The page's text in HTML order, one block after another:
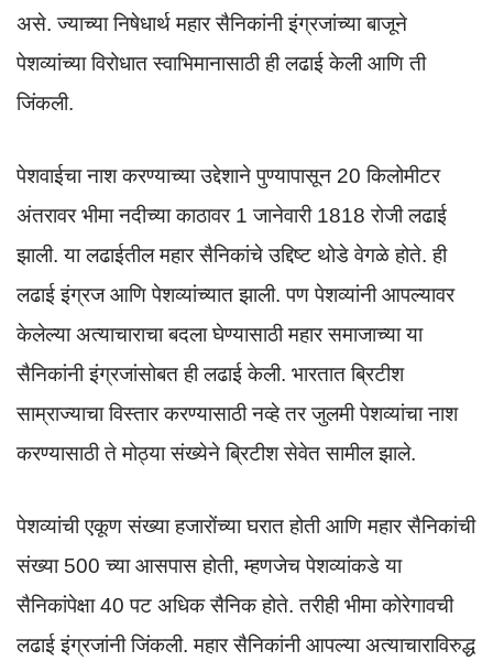
असे. ज्याच्या निषेधार्थ महार सैनिकांनी इंग्रजांच्या बाजूने
पेशव्यांच्या विरोधात स्वाभिमानासाठी ही लढाई केली आणि ती
जिंकली.
पेशवाईचा नाश करण्याच्या उद्देशाने पुण्यापासून 20 किलोमीटर
अंतरावर भीमा नदीच्या काठावर 1 जानेवारी 1818 रोजी लढाई
झाली. या लढाईतील महार सैनिकांचे उद्दिष्ट थोडे वेगळे होते. ही
लढाई इंग्रज आणि पेशव्यांच्यात झाली. पण पेशव्यांनी आपल्यावर
केलेल्या अत्याचाराचा बदला घेण्यासाठी महार समाजाच्या या
सैनिकांनी इंग्रजांसोबत ही लढाई केली. भारतात ब्रिटीश
साम्राज्याचा विस्तार करण्यासाठी नव्हे तर जुलमी पेशव्यांचा नाश
करण्यासाठी ते मोठ्या संख्येने ब्रिटीश सेवेत सामील झाले.
पेशव्यांची एकूण संख्या हजारोंच्या घरात होती आणि महार सैनिकांची
संख्या 500 च्या आसपास होती, म्हणजेच पेशव्यांकडे या
सैनिकांपेक्षा 40 पट अधिक सैनिक होते. तरीही भीमा कोरेगावची
लढाई इंग्रजांनी जिंकली. महार सैनिकांनी आपल्या अत्याचाराविरुद्ध